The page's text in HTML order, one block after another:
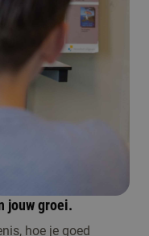
jouw groei.
hoe je goed